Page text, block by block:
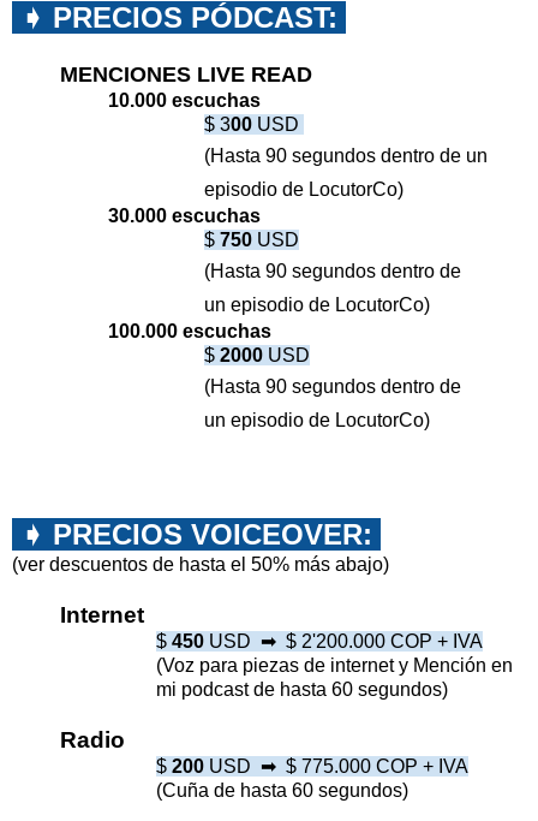
➧ PRECIOS PÓDCAST:
MENCIONES LIVE READ
10.000 escuchas
$ 300 USD
(Hasta 90 segundos dentro de un
episodio de LocutorCo)
30.000 escuchas
$ 750 USD
(Hasta 90 segundos dentro de
un episodio de LocutorCo)
100.000 escuchas
$ 2000 USD
(Hasta 90 segundos dentro de
un episodio de LocutorCo)
➧ PRECIOS VOICEOVER:
(ver descuentos de hasta el 50% más abajo)
Internet
$ 450 USD ➡︎ $ 2'200.000 COP + IVA
(Voz para piezas de internet y Mención en
mi podcast de hasta 60 segundos)
Radio
$ 200 USD ➡︎ $ 775.000 COP + IVA
(Cuña de hasta 60 segundos)